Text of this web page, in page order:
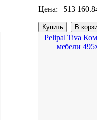
Цена: 513
Pelipal Tiva
мебели